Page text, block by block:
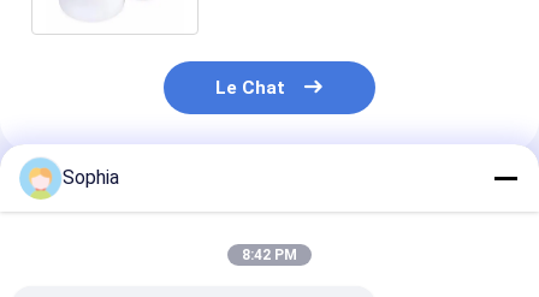
Le Chat
Produits Recommandés
Sophia
8:42 PM